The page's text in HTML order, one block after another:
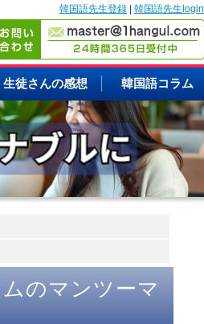
韓国語先生登録 韓国語先生login
生徒さんの感想 韓国語コラム
のマンツーマ